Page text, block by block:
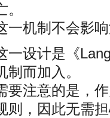
。
一机制不会影
一设计是《
制而加入。
要注意的是，
则，因此无需